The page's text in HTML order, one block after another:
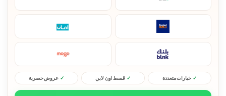
خيارات متعددة قسط اون لاين عروض حصرية